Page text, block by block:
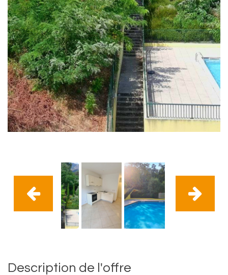
Description de l'offre